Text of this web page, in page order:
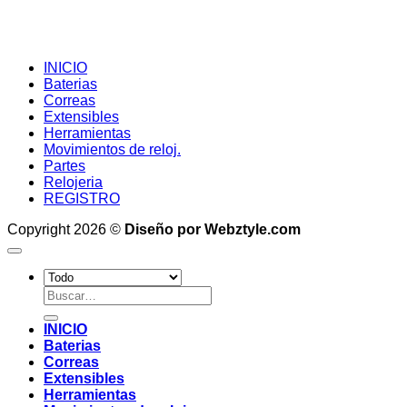
INICIO
Baterias
Correas
Extensibles
Herramientas
Movimientos de reloj.
Partes
Relojeria
REGISTRO
Copyright 2026 © Diseño por Webztyle.com
Buscar
por:
INICIO
Baterias
Correas
Extensibles
Herramientas